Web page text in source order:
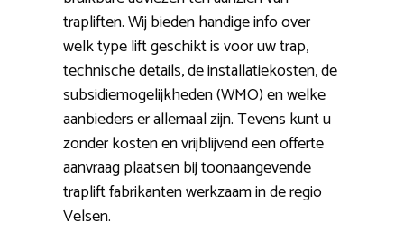
trapliften. Wij bieden handige info over
welk type lift geschikt is voor uw trap,
technische details, de installatiekosten, de
subsidiemogelijkheden (WMO) en welke
aanbieders er allemaal zijn. Tevens kunt u
zonder kosten en vrijblijvend een offerte
aanvraag plaatsen bij toonaangevende
traplift fabrikanten werkzaam in de regio
Velsen.